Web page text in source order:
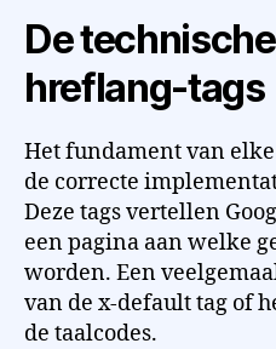
De
hreflang-tags
Het fundament van
de correcte
Deze tags vertellen
een pagina aan welke
worden. Een
van de x-default tag of
de taalcodes.